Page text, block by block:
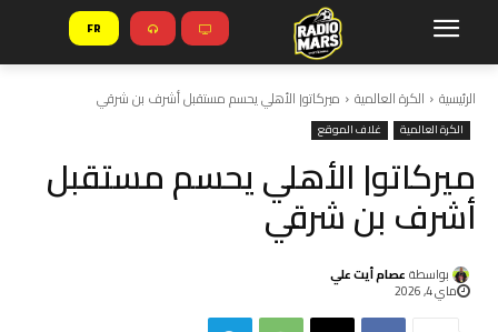
FR
الرئيسية الكرة العالمية ميركاتو| الأهلي يحسم مستقبل أشرف بن شرقي
الكرة العالمية غلاف الموقع
ميركاتو| الأهلي يحسم مستقبل
أشرف بن شرقي
بواسطة عصام أيت علي
ماي 4, 2026